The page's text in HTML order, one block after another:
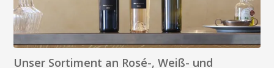
Unser Sortiment an Rosé-, Weiß- und